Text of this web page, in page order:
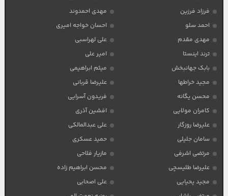
فرزاد فرزین
مهدی احمدوند
احمد سلو
احسان خواجه امیری
مهدی مقدم
علی لهراسبی
ترند اینستا
امیر علی
بابک جهانبخش
میثم ابراهیمی
مجید خراطها
علیرضا قربانی
محسن یگانه
فریدون آسرایی
کامران مولایی
افشین آذری
علیرضا روزگار
علی عبدالمالکی
سامان جلیلی
حمید عسکری
مرتضی اشرفی
مازیار فلاحی
علیرضا طلیسچی
محسن ابراهیم زاده
مجید یحیایی
علی اصحابی